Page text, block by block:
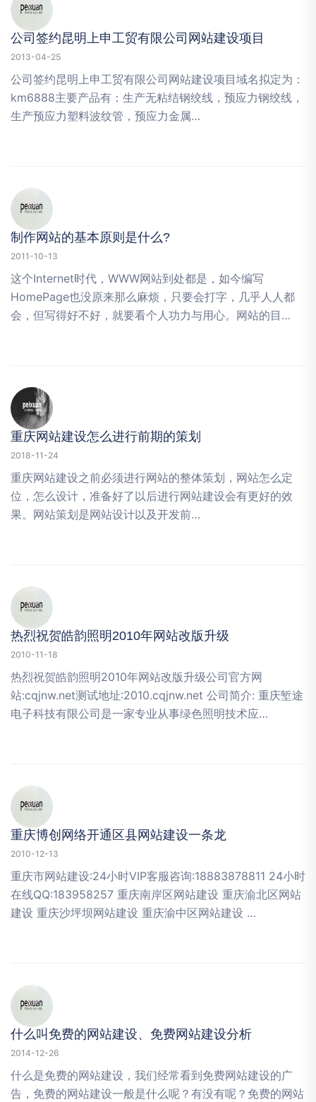
公司签约昆明上申工贸有限公司网站建设项目
2013-04-25
公司签约昆明上申工贸有限公司网站建设项目域名拟定为：
km6888主要产品有：生产无粘结钢绞线，预应力钢绞线，
生产预应力塑料波纹管，预应力金属…
制作网站的基本原则是什么?
2011-10-13
这个Internet时代，WWW网站到处都是，如今编写
HomePage也没原来那么麻烦，只要会打字，几乎人人都
会，但写得好不好，就要看个人功力与用心。网站的目…
重庆网站建设怎么进行前期的策划
2018-11-24
重庆网站建设之前必须进行网站的整体策划，网站怎么定
位，怎么设计，准备好了以后进行网站建设会有更好的效
果。网站策划是网站设计以及开发前…
热烈祝贺皓韵照明2010年网站改版升级
2010-11-18
热烈祝贺皓韵照明2010年网站改版升级公司官方网
站:cqjnw.net测试地址:2010.cqjnw.net 公司简介: 重庆堑途
电子科技有限公司是一家专业从事绿色照明技术应…
重庆博创网络开通区县网站建设一条龙
2010-12-13
重庆市网站建设:24小时VIP客服咨询:18883878811 24小时
在线QQ:183958257 重庆南岸区网站建设 重庆渝北区网站
建设 重庆沙坪坝网站建设 重庆渝中区网站建设 …
什么叫免费的网站建设、免费网站建设分析
2014-12-26
什么是免费的网站建设，我们经常看到免费网站建设的广
告，免费的网站建设一般是什么呢？有没有呢？免费的网站